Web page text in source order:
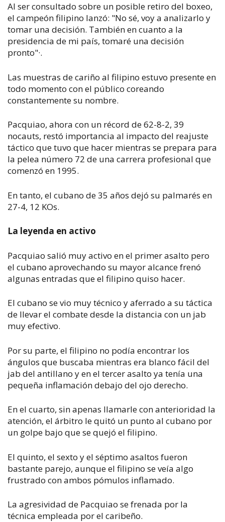
Al ser consultado sobre un posible retiro del boxeo,
el campeón filipino lanzó: "No sé, voy a analizarlo y
tomar una decisión. También en cuanto a la
presidencia de mi país, tomaré una decisión
pronto"·.
Las muestras de cariño al filipino estuvo presente en
todo momento con el público coreando
constantemente su nombre.
Pacquiao, ahora con un récord de 62-8-2, 39
nocauts, restó importancia al impacto del reajuste
táctico que tuvo que hacer mientras se prepara para
la pelea número 72 de una carrera profesional que
comenzó en 1995.
En tanto, el cubano de 35 años dejó su palmarés en
27-4, 12 KOs.
La leyenda en activo
Pacquiao salió muy activo en el primer asalto pero
el cubano aprovechando su mayor alcance frenó
algunas entradas que el filipino quiso hacer.
El cubano se vio muy técnico y aferrado a su táctica
de llevar el combate desde la distancia con un jab
muy efectivo.
Por su parte, el filipino no podía encontrar los
ángulos que buscaba mientras era blanco fácil del
jab del antillano y en el tercer asalto ya tenía una
pequeña inflamación debajo del ojo derecho.
En el cuarto, sin apenas llamarle con anterioridad la
atención, el árbitro le quitó un punto al cubano por
un golpe bajo que se quejó el filipino.
El quinto, el sexto y el séptimo asaltos fueron
bastante parejo, aunque el filipino se veía algo
frustrado con ambos pómulos inflamado.
La agresividad de Pacquiao se frenada por la
técnica empleada por el caribeño.